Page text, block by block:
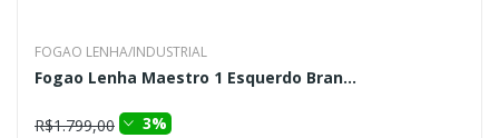
FOGAO LENHA/INDUSTRIAL
Fogao Lenha Maestro 1 Esquerdo Bran...
R$1.799,00 3%